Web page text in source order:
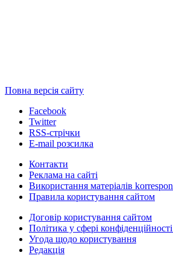
Повна версія сайту
Facebook
Twitter
RSS-стрічки
E-mail розсилка
Контакти
Реклама на сайті
Використання матеріалів
Правила користування сайтом
Договір користування сайтом
Політика у сфері
Угода щодо користування
Редакція